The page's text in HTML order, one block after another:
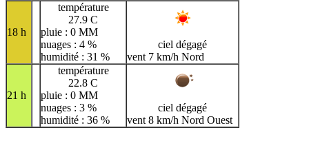
18 h
température
27.9 C
pluie : 0 MM
nuages : 4 %
humidité : 31 %
ciel dégagé
vent 7 km/h Nord
21 h
température
22.8 C
pluie : 0 MM
nuages : 3 %
humidité : 36 %
ciel dégagé
vent 8 km/h Nord Ouest